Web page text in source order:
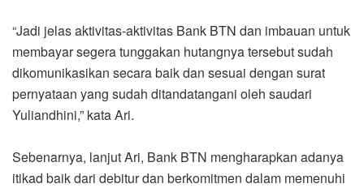
“Jadi jelas aktivitas-aktivitas Bank BTN dan imbauan untuk
membayar segera tunggakan hutangnya tersebut sudah
dikomunikasikan secara baik dan sesuai dengan surat
pernyataan yang sudah ditandatangani oleh saudari
Yuliandhini,” kata Ari.
Sebenarnya, lanjut Ari, Bank BTN mengharapkan adanya
itikad baik dari debitur dan berkomitmen dalam memenuhi